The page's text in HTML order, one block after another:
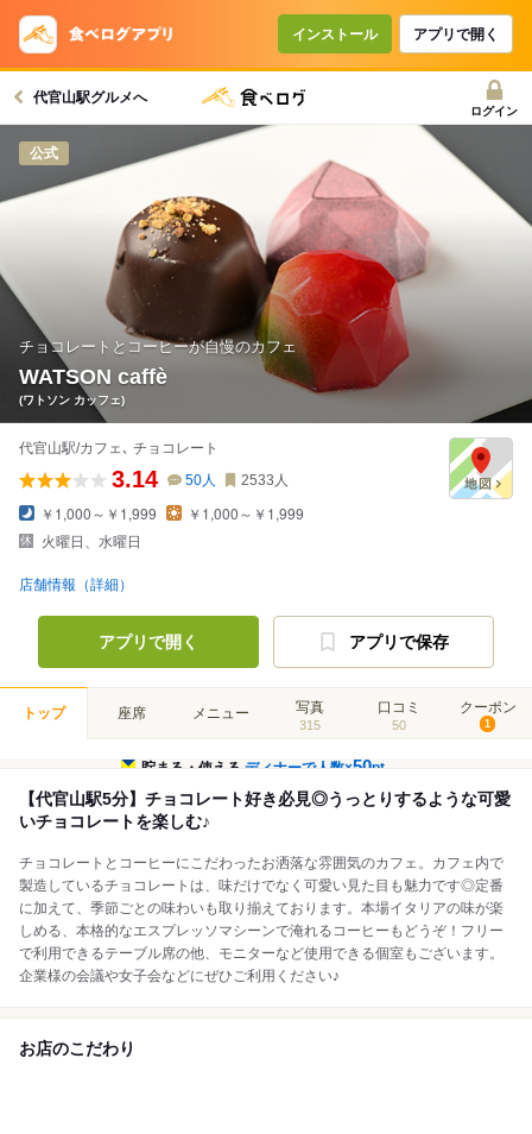
インストール アプリで開く
代官山駅グルメへ
ログイン
公式
チョコレートとコーヒーが自慢のカフェ
WATSON caffè
(ワトソン カッフェ)
代官山駅/カフェ､ チョコレート
3.14 50人 2533 人
￥1,000～￥1,999
￥1,000～￥1,999
火曜日、水曜日
店舗情報（詳細）
アプリで開く アプリで保存
トップ 座席 メニュー 写真
315
口コミ
50
クーポン
1
貯まる・使えるディナーで人数×50pt
【代官山駅5分】チョコレート好き必見◎うっとりするような可愛
いチョコレートを楽しむ♪
チョコレートとコーヒーにこだわったお洒落な雰囲気のカフェ。カフェ内で
製造しているチョコレートは、味だけでなく可愛い見た目も魅力です◎定番
に加えて、季節ごとの味わいも取り揃えております。本場イタリアの味が楽
しめる、本格的なエスプレッソマシーンで淹れるコーヒーもどうぞ！フリー
で利用できるテーブル席の他、モニターなど使用できる個室もございます。
企業様の会議や女子会などにぜひご利用ください♪
お店のこだわり
コースで使えるクーポン
戻る
クーポンを利用せず予約する